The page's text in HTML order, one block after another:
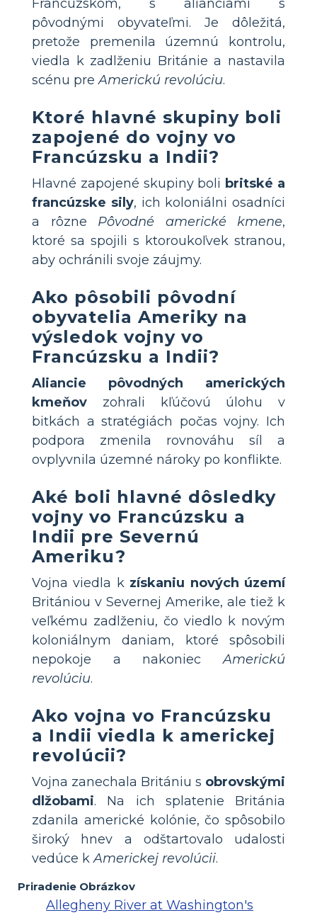
Francúzskom, s alianciami s
pôvodnými obyvateľmi. Je dôležitá,
pretože premenila územnú kontrolu,
viedla k zadlženiu Británie a nastavila
scénu preAmerickú revolúciu.
Ktoré hlavné skupiny boli
zapojené do vojny vo
Francúzsku a Indii?
Hlavné zapojené skupiny boli britské a
francúzske sily, ich koloniálni osadníci
a rôzne Pôvodné americké kmene,
ktoré sa spojili s ktoroukoľvek stranou,
aby ochránili svoje záujmy.
Ako pôsobili pôvodní
obyvatelia Ameriky na
výsledok vojny vo
Francúzsku a Indii?
Aliancie pôvodných amerických
kmeňov zohrali kľúčovú úlohu v
bitkách a stratégiách počas vojny. Ich
podpora zmenila rovnováhu síl a
ovplyvnila územné nároky po konflikte.
Aké boli hlavné dôsledky
vojny vo Francúzsku a
Indii pre Severnú
Ameriku?
Vojna viedla k získaniu nových území
Britániou v Severnej Amerike, ale tiež k
veľkému zadlženiu, čo viedlo k novým
koloniálnym daniam, ktoré spôsobili
nepokoje a nakoniecAmerickú
revolúciu.
Ako vojna vo Francúzsku
a Indii viedla k americkej
revolúcii?
Vojna zanechala Britániu s obrovskými
dlžobami. Na ich splatenie Británia
zdanila americké kolónie, čo spôsobilo
široký hnev a odštartovalo udalosti
vedúce kAmerickej revolúcii.
Priradenie Obrázkov
Allegheny River at Washington's